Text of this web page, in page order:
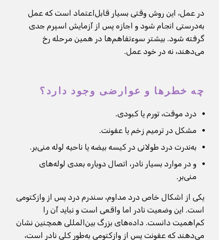
در عمل، این روش وقتی بسیار قابل‌اعتماد است که عمل
به‌درستی انجام شود و اجازه پس از آزمایش اسپرم جدی
گرفته شود. بیشتر سوءتفاهم‌ها در همین مرحله رخ
می‌دهند، نه در خود عمل.
چه خطرها و عوارضی وجود دارد؟
درد موقت، تورم یا کبودی.
مشکل در ترمیم زخم یا عفونت.
به‌ندرت درد طولانی در کیسه بیضه یا ناحیه لوله منی‌بر.
و در موارد بسیار نادر، اتصال دوباره بعدی لوله‌های
منی‌بر.
یکی از اشکال خاص درد مداوم، سندرم درد پس از وازکتومی
است. این وضعیت نادر اما واقعی است و نباید آن را
کم‌اهمیت دانست. داده‌های بزرگ بین‌المللی همچنین نشان
می‌دهند که عفونت پس از وازکتومی به‌طور کلی نادر است،